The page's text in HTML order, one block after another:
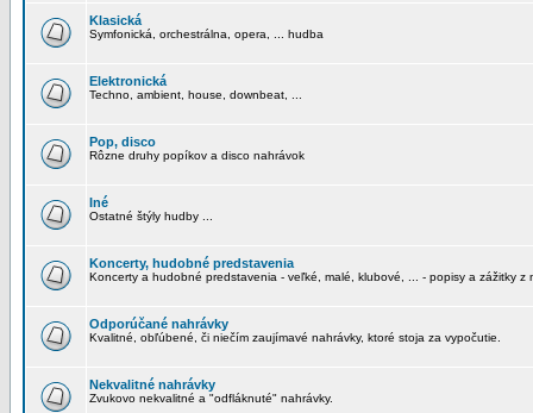
Klasická
Symfonická, orchestrálna, opera, ... hudba
Elektronická
Techno, ambient, house, downbeat, ...
Pop, disco
Rôzne druhy popíkov a disco nahrávok
Iné
Ostatné štýly hudby ...
Koncerty, hudobné predstavenia
Koncerty a hudobné predstavenia - veľké, malé, klubové, ... - popisy a zážitky z
Odporúčané nahrávky
Kvalitné, obľúbené, či niečím zaujímavé nahrávky, ktoré stoja za vypočutie.
Nekvalitné nahrávky
Zvukovo nekvalitné a "odfláknuté" nahrávky.